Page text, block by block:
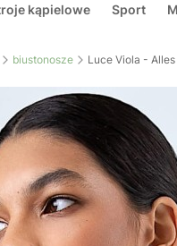
kąpielowe Sport
biustonosze Luce Viola -